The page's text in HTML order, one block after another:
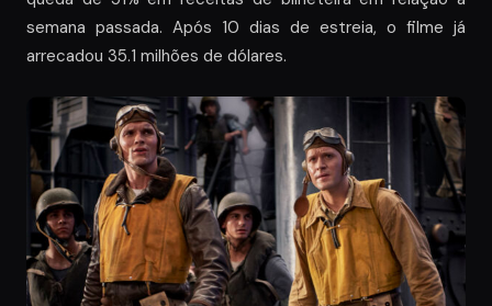
semana passada. Após 10 dias de estreia, o filme já
arrecadou 35.1 milhões de dólares.